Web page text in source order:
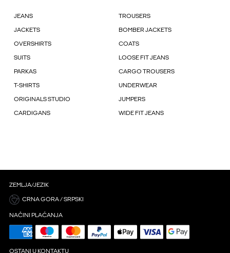
JEANS TROUSERS
JACKETS BOMBER JACKETS
OVERSHIRTS COATS
SUITS LOOSE FIT JEANS
PARKAS CARGO TROUSERS
T-SHIRTS UNDERWEAR
ORIGINALS STUDIO JUMPERS
CARDIGANS WIDE FIT JEANS
ZEMLJA/JEZIK
CRNA GORA / SRPSKI
NAČINI PLAĆANJA
OSTANI U KONTAKTU